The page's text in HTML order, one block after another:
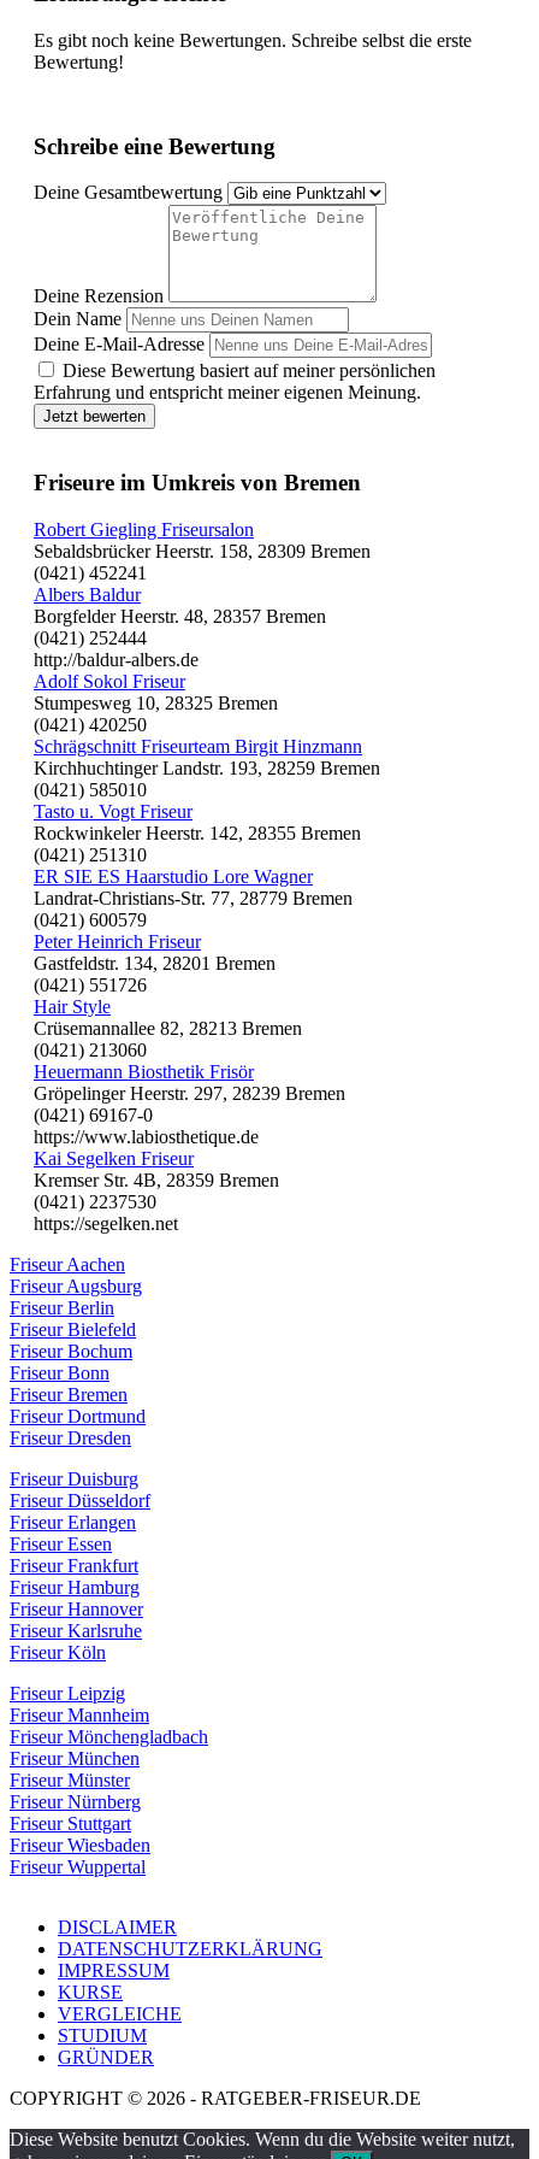
Es gibt noch keine Bewertungen. Schreibe selbst die erste
Bewertung!
Schreibe eine Bewertung
Deine Gesamtbewertung
Deine Rezension
Dein Name
Deine E-Mail-Adresse
Diese Bewertung basiert auf meiner persönlichen
Erfahrung und entspricht meiner eigenen Meinung.
Jetzt bewerten
Friseure im Umkreis von Bremen
Robert Giegling Friseursalon
Sebaldsbrücker Heerstr. 158, 28309 Bremen
(0421) 452241
Albers Baldur
Borgfelder Heerstr. 48, 28357 Bremen
(0421) 252444
http://baldur-albers.de
Adolf Sokol Friseur
Stumpesweg 10, 28325 Bremen
(0421) 420250
Schrägschnitt Friseurteam Birgit Hinzmann
Kirchhuchtinger Landstr. 193, 28259 Bremen
(0421) 585010
Tasto u. Vogt Friseur
Rockwinkeler Heerstr. 142, 28355 Bremen
(0421) 251310
ER SIE ES Haarstudio Lore Wagner
Landrat-Christians-Str. 77, 28779 Bremen
(0421) 600579
Peter Heinrich Friseur
Gastfeldstr. 134, 28201 Bremen
(0421) 551726
Hair Style
Crüsemannallee 82, 28213 Bremen
(0421) 213060
Heuermann Biosthetik Frisör
Gröpelinger Heerstr. 297, 28239 Bremen
(0421) 69167-0
https://www.labiosthetique.de
Kai Segelken Friseur
Kremser Str. 4B, 28359 Bremen
(0421) 2237530
https://segelken.net
Friseur Aachen
Friseur Augsburg
Friseur Berlin
Friseur Bielefeld
Friseur Bochum
Friseur Bonn
Friseur Bremen
Friseur Dortmund
Friseur Dresden
Friseur Duisburg
Friseur Düsseldorf
Friseur Erlangen
Friseur Essen
Friseur Frankfurt
Friseur Hamburg
Friseur Hannover
Friseur Karlsruhe
Friseur Köln
Friseur Leipzig
Friseur Mannheim
Friseur Mönchengladbach
Friseur München
Friseur Münster
Friseur Nürnberg
Friseur Stuttgart
Friseur Wiesbaden
Friseur Wuppertal
DISCLAIMER
DATENSCHUTZERKLÄRUNG
IMPRESSUM
KURSE
VERGLEICHE
STUDIUM
GRÜNDER
COPYRIGHT © 2026 - RATGEBER-FRISEUR.DE
Diese Website benutzt Cookies. Wenn du die Website weiter nutzt,